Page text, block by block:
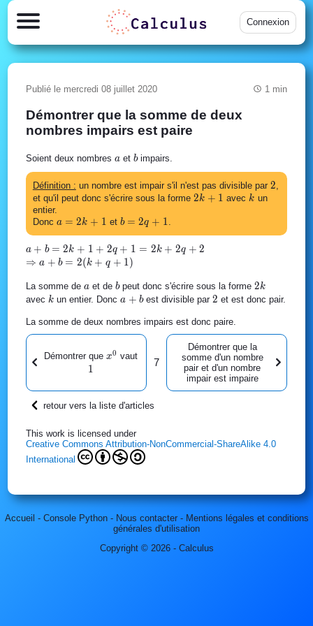
Connexion
Publié le mercredi 08 juillet 2020 1 min
Démontrer que la somme de deux
nombres impairs est paire
Soient deux nombres a
aet b
bimpairs.
Définition : un nombre est impair s'il n'est pas divisible par 2
2
et qu'il peut donc s'écrire sous la forme 2k+1
2k + 1 avec k
k un
entier.
Donc a=2k+1
a = 2k + 1 et b=2q+1
b = 2q + 1
a+b = 2k
+1
2k+2q+2
a + b = 2k + 1 + 2q + 1 = 2k + 2q + 2
\Rightarrow
⇒ a + b = 2(k + q + 1)
La somme de a
aet de b
bpeut donc s'écrire sous la forme 2k
2k
avec k
k un entier. Donca+b
a + best divisible par2
2 et est donc pair.
La somme de deux nombres impairs est donc paire.
Démontrer que x^0
x0 vaut1
1
7
Démontrer que la
somme d'un nombre
pair et d'un nombre
impair est impaire
retour vers la liste d'articles
This work is licensed under
Creative Commons Attribution-NonCommercial-ShareAlike 4.0
International
Accueil - Console Python- Nous contacter- Mentions légales et conditions
générales d'utilisation
Copyright © 2026 - Calculus